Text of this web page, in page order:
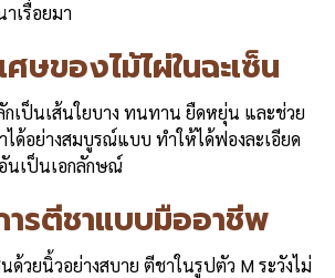
เรื่อยมา
ษของไม้ไผ่ในฉะเซ็น
กเป็นเส้นใยบาง ทนทาน ยืดหยุ่น และช่วย
ได้อย่างสมบูรณ์แบบ ทำให้ได้ฟองละเอียด
นเป็นเอกลักษณ์
ารตีชาแบบมืออาชีพ
ด้วยนิ้วอย่างสบาย ตีชาในรูปตัว M ระวังไม่